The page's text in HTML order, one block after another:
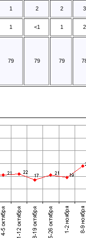
1 2 2 3
1 <1 1 2
79 79 79